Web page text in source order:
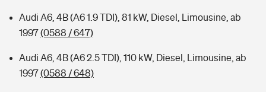
Audi A6, 4B (A6 1.9 TDI), 81 kW, Diesel, Limousine, ab
1997(0588 / 647)
Audi A6, 4B (A6 2.5 TDI), 110 kW, Diesel, Limousine, ab
1997(0588 / 648)